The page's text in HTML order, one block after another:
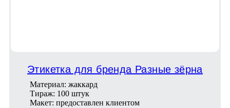
Этикетка для бренда Разные зёрна
Материал: жаккард
Тираж: 100 штук
Макет: предоставлен клиентом